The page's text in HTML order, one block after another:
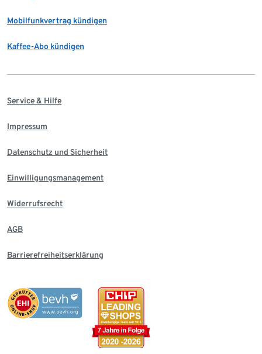
Mobilfunkvertrag kündigen
Kaffee-Abo kündigen
Service & Hilfe
Impressum
Datenschutz und Sicherheit
Einwilligungsmanagement
Widerrufsrecht
AGB
Barrierefreiheitserklärung